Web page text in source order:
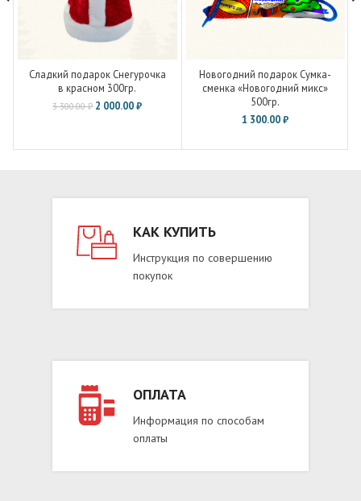
Сладкий подарок Снегурочка
в красном 300гр.
3 300.00₽ 2 000.00₽
Новогодний подарок Сумка-
сменка «Новогодний микс»
500гр.
1 300.00₽
КАК КУПИТЬ
Инструкция по совершению
покупок
ОПЛАТА
Информация по способам
оплаты